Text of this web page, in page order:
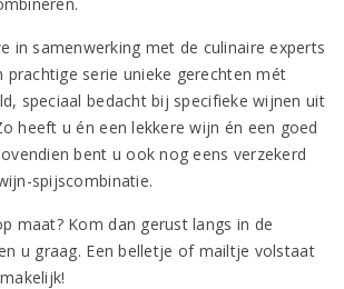
in samenwerking met de culinaire experts
prachtige serie unieke gerechten mét
speciaal bedacht bij specifieke wijnen uit
heeft u én een lekkere wijn én een goed
bent u ook nog eens verzekerd
spijscombinatie.
maat? Kom dan gerust langs in de
u graag. Een belletje of mailtje volstaat